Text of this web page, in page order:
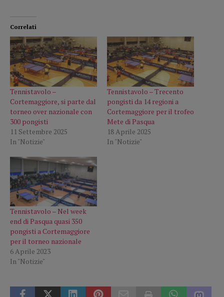
Correlati
Tennistavolo –
Cortemaggiore, si parte dal
torneo over nazionale con
300 pongisti
11 Settembre 2025
In "Notizie"
Tennistavolo – Trecento
pongisti da 14 regioni a
Cortemaggiore per il trofeo
Mete di Pasqua
18 Aprile 2025
In "Notizie"
Tennistavolo – Nel week
end di Pasqua quasi 350
pongisti a Cortemaggiore
per il torneo nazionale
6 Aprile 2023
In "Notizie"